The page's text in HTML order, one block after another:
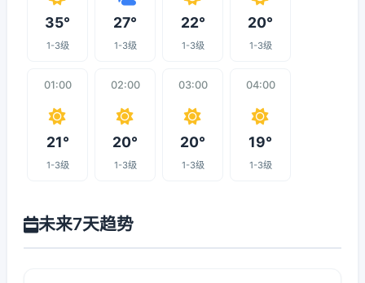
35°
1-3级
27°
1-3级
22°
1-3级
20°
1-3级
01:00
21°
1-3级
02:00
20°
1-3级
03:00
20°
1-3级
04:00
19°
1-3级
未来7天趋势